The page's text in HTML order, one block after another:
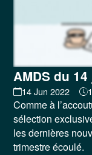
AMDS du
14 Jun 2022
Comme à
sélection
les dernières
trimestre écoulé.